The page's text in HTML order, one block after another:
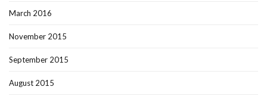
March 2016
November 2015
September 2015
August 2015